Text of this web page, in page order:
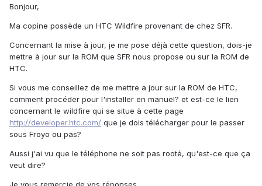
Bonjour,
Ma copine possède un HTC Wildfire provenant de chez SFR.
Concernant la mise à jour, je me pose déjà cette question, dois-je
mettre à jour sur la ROM que SFR nous propose ou sur la ROM de
HTC.
Si vous me conseillez de me mettre a jour sur la ROM de HTC,
comment procéder pour l'installer en manuel? et est-ce le lien
concernant le wildfire qui se situe à cette page
http://developer.htc.com/ que je dois télécharger pour le passer
sous Froyo ou pas?
Aussi j'ai vu que le téléphone ne soit pas rooté, qu'est-ce que ça
veut dire?